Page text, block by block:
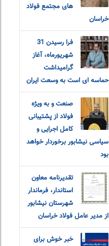
های مجتمع فولاد
خراسان
فرا رسیدن 31
شهریورماه، آغاز
گرامیداشت
حماسه ای است به وسعت ایران
صنعت و به ویژه
فولاد از پشتیبانی
کامل اجرایی و
سیاسی نیشابور برخوردار خواهد
بود
تقدیرنامه معاون
استاندار، فرماندار
شهرستان نیشابور
از مدیر عامل فولاد خراسان
خبر خوش برای